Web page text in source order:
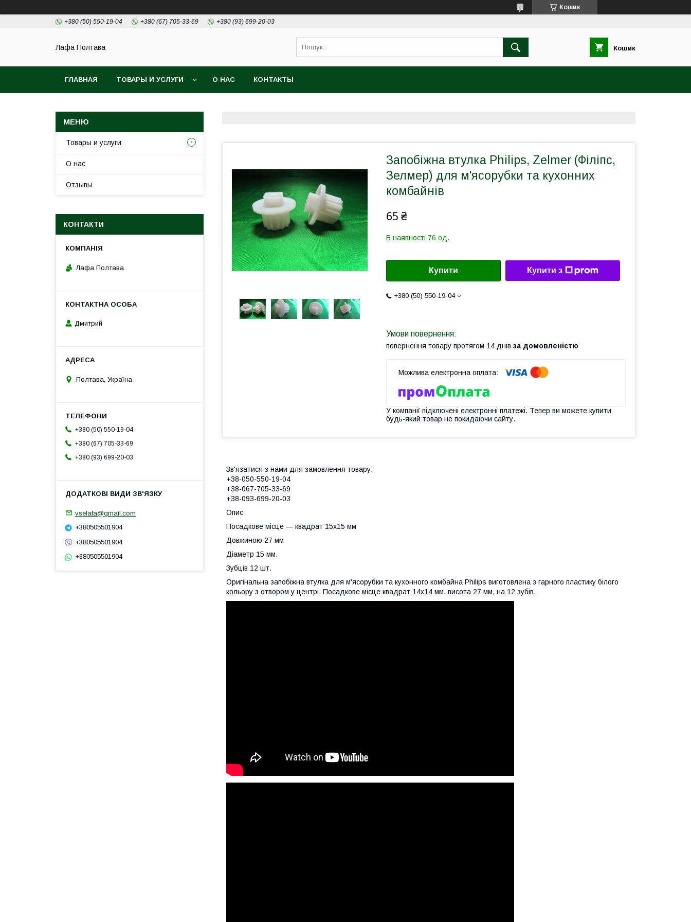
Кошик
+380 (50) 550-19-04 +380 (67) 705-33-69 +380 (93) 699-20-03
Лафа Полтава Кошик
ГЛАВНАЯ ТОВАРЫ И УСЛУГИ О НАС КОНТАКТЫ
Запобіжна втулка Philips, Zelmer (Філіпс,
Зелмер) для м'ясорубки та кухонних
комбайнів
65 ₴
В наявності 76 од.
Купити Купити з
+380 (50) 550-19-04
повернення товару протягом 14 днів за домовленістю
У компанії підключені електронні платежі. Тепер ви можете купити
будь-який товар не покидаючи сайту.
Зв'язатися з нами для замовлення товару:
+38-050-550-19-04
+38-067-705-33-69
+38-093-699-20-03
Опис
Посадкове місце — квадрат 15х15 мм
Довжиною 27 мм
Діаметр 15 мм.
Зубців 12 шт.
Оригінальна запобіжна втулка для м'ясорубки та кухонного комбайна Philips виготовлена з гарного пластику білого
кольору з отвором у центрі. Посадкове місце квадрат 14х14 мм, висота 27 мм, на 12 зубів.
Товары и услуги
О нас
Отзывы
КОНТАКТИ
Лафа Полтава
Дмитрий
Полтава, Україна
+380 (50) 550-19-04
+380 (67) 705-33-69
+380 (93) 699-20-03
vselafa@gmail.com
+380505501904
+380505501904
+380505501904